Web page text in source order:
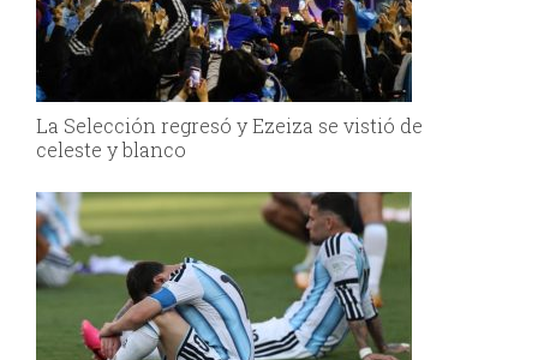
La Selección regresó y Ezeiza se vistió de
celeste y blanco